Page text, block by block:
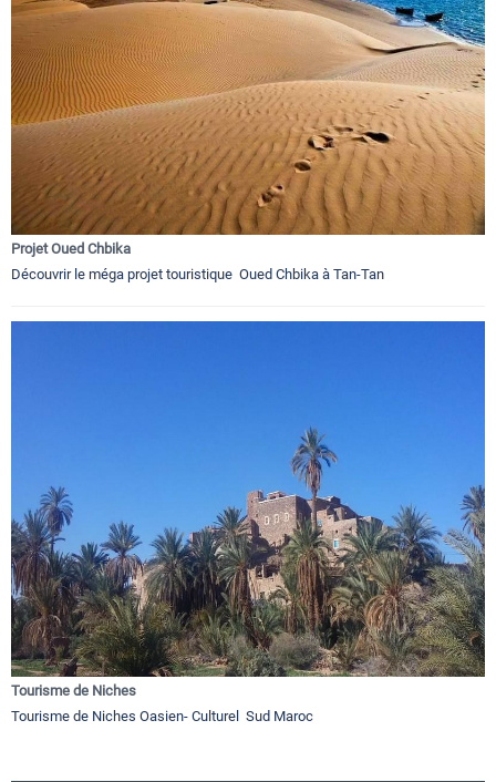
Projet Oued Chbika
Découvrir le méga projet touristique Oued Chbika à Tan-Tan
Tourisme de Niches
Tourisme de Niches Oasien- Culturel Sud Maroc